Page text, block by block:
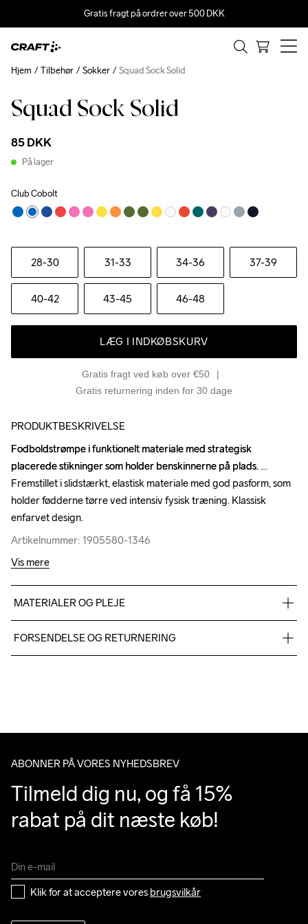
Gratis fragt på ordrer over 500 DKK
Squad Sock Solid
85 DKK
På lager
Club Cobolt
28-30 31-33 34-36 37-39
40-42 43-45 46-48
LÆG I INDKØBSKURV
Gratis fragt ved køb over €50
Gratis returnering inden for 30 dage
Hjem Tilbehør Sokker Squad Sock Solid
PRODUKTBESKRIVELSE
Fodboldstrømpe i funktionelt materiale med strategisk
placerede stikninger som holder benskinnerne på plads.
Fremstillet i slidstærkt, elastisk materiale med god pasform, som
holder fødderne tørre ved intensiv fysisk træning. Klassisk
enfarvet design.
Artikelnummer: 1905580-1346
Fodboldstrømpe i funktionelt materiale med strategisk
placerede stikninger som holder benskinnerne på plads.
Fremstillet i slidstærkt, elastisk materiale med god pasform, som
holder fødderne tørre ved intensiv fysisk træning. Klassisk
enfarvet design.
Artikelnummer: 1905580-1346
Vis mere
MATERIALER OG PLEJE
FORSENDELSE OG RETURNERING
ABONNER PÅ VORES NYHEDSBREV
Tilmeld dig nu, og få 15%
rabat på dit næste køb!
Klik for at acceptere vores brugsvilkår